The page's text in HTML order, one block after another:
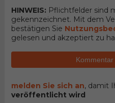
HINWEIS: Pflichtfelder sind
gekennzeichnet. Mit dem
bestätigen Sie
gelesen und akzeptiert zu
melden Sie sich an, damit
veröffentlicht wird